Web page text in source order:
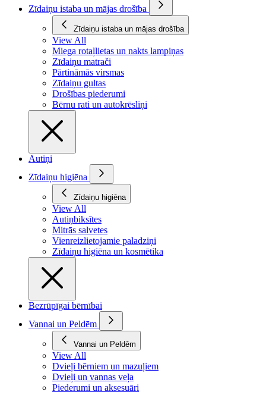
Zīdaiņu istaba un mājas drošība
Zīdaiņu istaba un mājas drošība
View All
Miega rotaļlietas un nakts lampiņas
Zīdaiņu matrači
Pārtināmās virsmas
Zīdaiņu gultas
Drošības piederumi
Bērnu rati un autokrēsliņi
Autiņi
Zīdaiņu higiēna
Zīdaiņu higiēna
View All
Autiņbiksītes
Mitrās salvetes
Vienreizlietojamie paladziņi
Zīdaiņu higiēna un kosmētika
Bezrūpīgai bērnībai
Vannai un Peldēm
Vannai un Peldēm
View All
Dvieļi bērniem un mazuļiem
Dvieļi un vannas veļa
Piederumi un aksesuāri